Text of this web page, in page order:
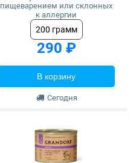
пищеварением или склонных
к аллергии
200 грамм
290 ₽
В корзину
Сегодня